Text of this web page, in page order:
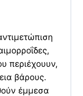
περιέχουυν,
βάρους.
έμμεσα